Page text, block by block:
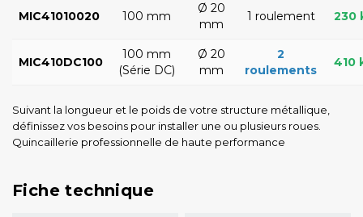
MIC41010020 100 mm
Ø 20
mm
1 roulement 230
MIC410DC100
100 mm
(Série DC)
Ø 20
mm
2
roulements
410
Suivant la longueur et le poids de votre structure métallique,
définissez vos besoins pour installer une ou plusieurs roues.
Quincaillerie professionnelle de haute performance
Fiche technique